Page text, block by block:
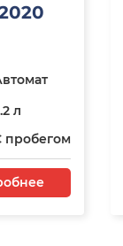
л
пробегом